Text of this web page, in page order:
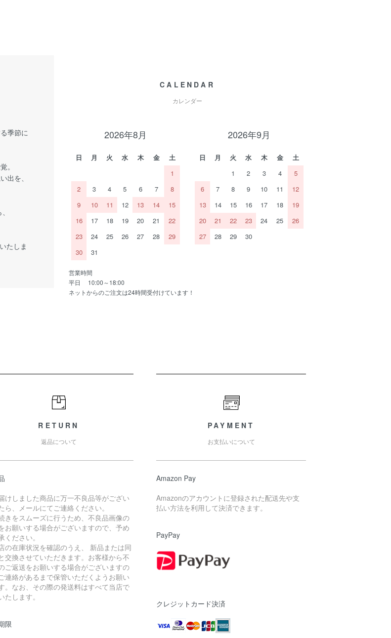
季節に
。
出を、
たしま
CALENDAR
カレンダー
2026年8月
日 月 火 水 木 金
土
1
2
3 4 5 6 7
8
9
10 11 12 13 14
15
16
17 18 19 20 21
22
23
24 25 26 27 28
29
30
31
2026年9月
日 月 火 水 木 金
土
1
2 3 4
5
6
7 8 9 10 11
12
13
14 15 16 17 18
19
20
21 22 23 24 25
26
27
28 29 30
営業時間
平日 10:00～18:00
ネットからのご注文は24時間受付けています！
RETURN
返品について
けしました商品に万一不良品等がござい
ら、メールにてご連絡ください。
きをスムーズに行うため、不良品画像の
お願いする場合がございますので、予め
ください。
の在庫状況を確認のうえ、 新品または同
交換させていただきます。お客様から不
ご返送をお願いする場合がございますの
連絡があるまで保管いただくようお願い
。なお、その際の発送料はすべて当店で
たします。
限
PAYMENT
お支払いについて
Amazon Pay
Amazonのアカウントに登録された配送先や支
払い方法を利用して決済できます。
PayPay
クレジットカード決済